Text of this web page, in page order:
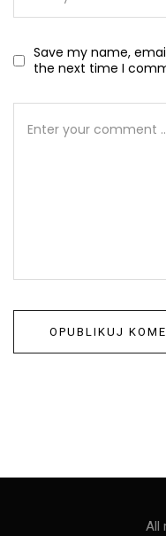
Save my name,
the next time I
All